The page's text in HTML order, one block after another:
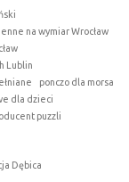
na wymiar Wrocław
Lublin
ponczo dla morsa
dla dzieci
puzzli
Dębica